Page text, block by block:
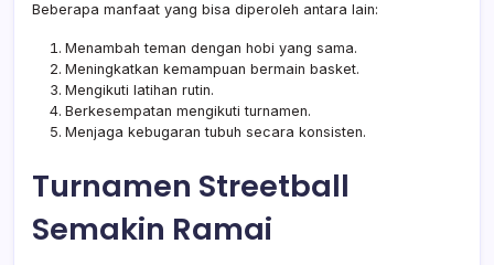
Beberapa manfaat yang bisa diperoleh antara lain:
Menambah teman dengan hobi yang sama.
Meningkatkan kemampuan bermain basket.
Mengikuti latihan rutin.
Berkesempatan mengikuti turnamen.
Menjaga kebugaran tubuh secara konsisten.
Turnamen Streetball
Semakin Ramai